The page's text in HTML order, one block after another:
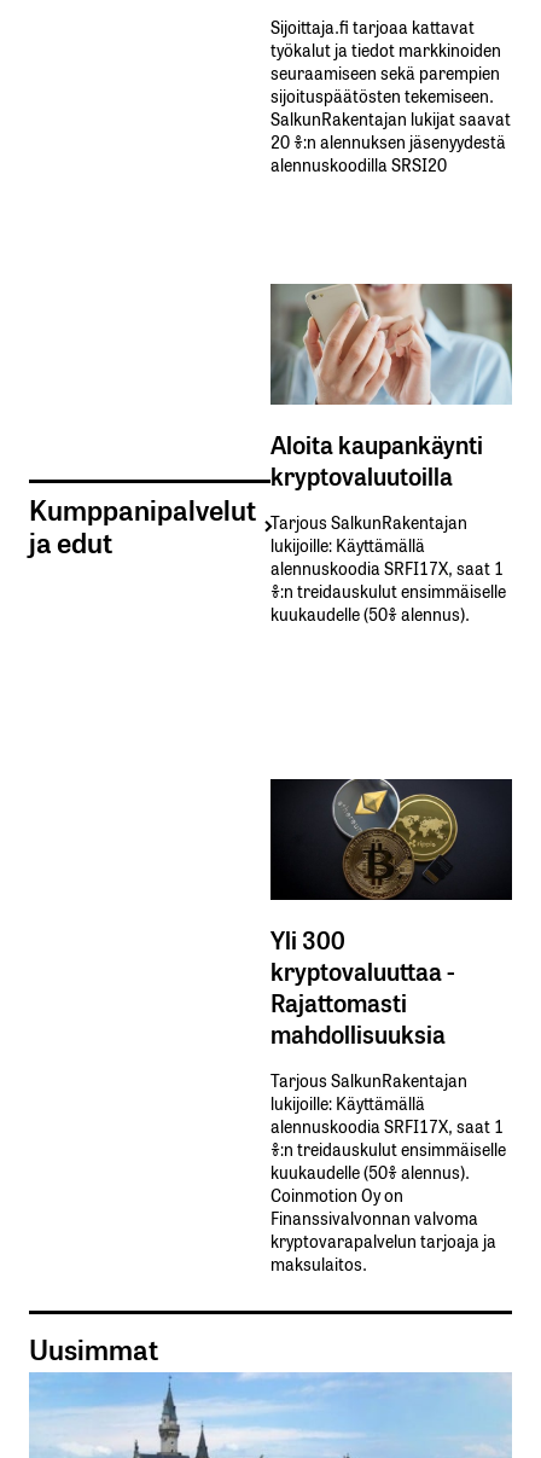
Kumppanipalvelut
ja edut
Sijoittaja.fi tarjoaa kattavat
työkalut ja tiedot markkinoiden
seuraamiseen sekä parempien
sijoituspäätösten tekemiseen.
SalkunRakentajan lukijat saavat
20 %:n alennuksen jäsenyydestä
alennuskoodilla SRSI20
Aloita kaupankäynti
kryptovaluutoilla
Tarjous SalkunRakentajan
lukijoille: Käyttämällä​ ​
alennuskoodia​ ​SRFI17X,​ ​saat​ ​1
%:n treidauskulut​ ​ensimmäiselle​ ​
kuukaudelle​ ​(50%​ ​alennus).
Yli 300
kryptovaluuttaa -
Rajattomasti
mahdollisuuksia
Tarjous SalkunRakentajan
lukijoille: Käyttämällä​ ​
alennuskoodia​ ​SRFI17X,​ ​saat​ ​1
%:n treidauskulut​ ​ensimmäiselle​ ​
kuukaudelle​ ​(50%​ ​alennus).
Coinmotion Oy on
Finanssivalvonnan valvoma
kryptovarapalvelun tarjoaja ja
maksulaitos.
Uusimmat